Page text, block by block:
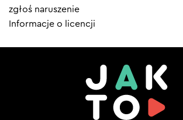
zgłoś naruszenie
Informacje o licencji